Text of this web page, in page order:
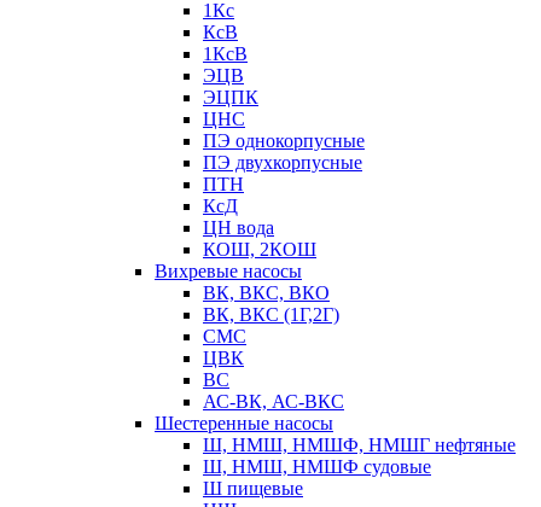
1Кс
КсВ
1КсВ
ЭЦВ
ЭЦПК
ЦНС
ПЭ однокорпусные
ПЭ двухкорпусные
ПТН
КсД
ЦН вода
КОШ, 2КОШ
Вихревые насосы
ВК, ВКС, ВКО
ВК, ВКС (1Г,2Г)
СМС
ЦВК
ВС
АС-ВК, АС-ВКС
Шестеренные насосы
Ш, НМШ, НМШФ, НМШГ нефтяные
Ш, НМШ, НМШФ судовые
Ш пищевые